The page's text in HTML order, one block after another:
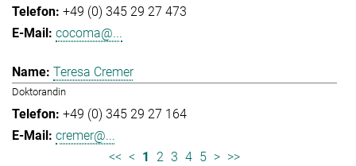
+49 (0) 345 29 27 473
cocoma@...
Teresa Cremer
Doktorandin
+49 (0) 345 29 27 164
cremer@...
<< < 1 2 3 4 5 > >>